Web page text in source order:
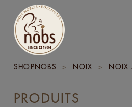
SHOPNOBS > NOIX > NOIX
PRODUITS